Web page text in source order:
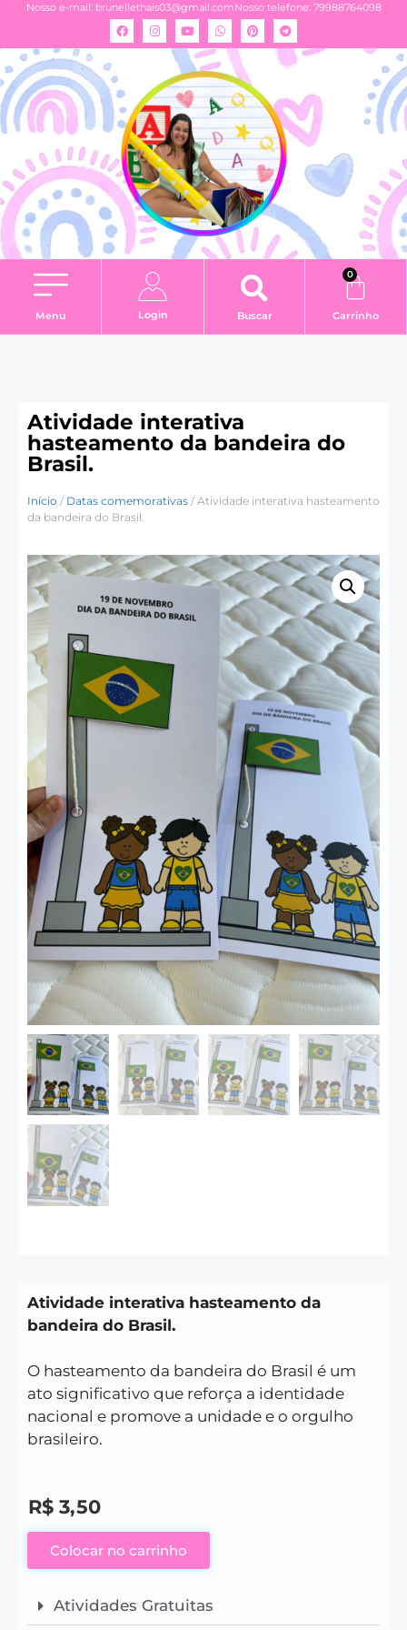
Nosso e-mail: brunellethais03@gmail.comNosso telefone: 79988764098
Menu Login Buscar
0
Carrinho
Atividade interativa
hasteamento da bandeira do
Brasil.
Início / Datas comemorativas / Atividade interativa hasteamento
da bandeira do Brasil.
Atividade interativa hasteamento da
bandeira do Brasil.
O hasteamento da bandeira do Brasil é um
ato significativo que reforça a identidade
nacional e promove a unidade e o orgulho
brasileiro.
R$ 3,50
Colocar no carrinho
Atividades Gratuitas